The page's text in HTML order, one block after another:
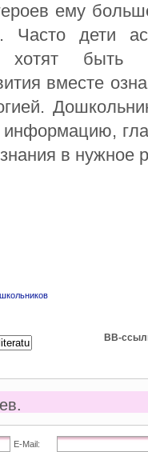
ему
дети
хотят
вместе
в нужное
BB-
E-Mail: